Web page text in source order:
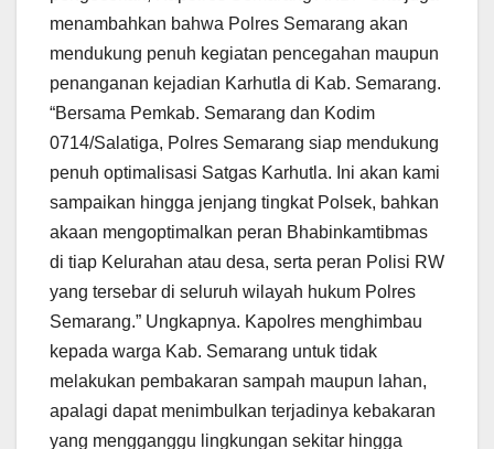
menambahkan bahwa Polres Semarang akan
mendukung penuh kegiatan pencegahan maupun
penanganan kejadian Karhutla di Kab. Semarang.
“Bersama Pemkab. Semarang dan Kodim
0714/Salatiga, Polres Semarang siap mendukung
penuh optimalisasi Satgas Karhutla. Ini akan kami
sampaikan hingga jenjang tingkat Polsek, bahkan
akaan mengoptimalkan peran Bhabinkamtibmas
di tiap Kelurahan atau desa, serta peran Polisi RW
yang tersebar di seluruh wilayah hukum Polres
Semarang.” Ungkapnya. Kapolres menghimbau
kepada warga Kab. Semarang untuk tidak
melakukan pembakaran sampah maupun lahan,
apalagi dapat menimbulkan terjadinya kebakaran
yang mengganggu lingkungan sekitar hingga